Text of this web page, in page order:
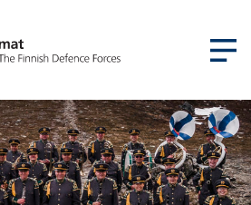
AVAA